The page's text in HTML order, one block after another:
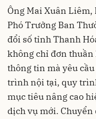
Ông Mai Xuân Liêm,
Phó Trưởng Ban
đổi số tỉnh Thanh
không chỉ đơn thuần
thông tin mà yêu
trình nội tại, quy
mục tiêu nâng cao
dịch vụ mới.